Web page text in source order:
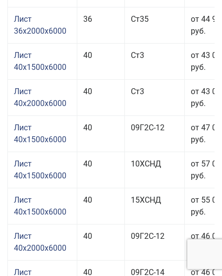
Лист
36x2000x6000
36 Ст35
от 44
руб.
Лист
40x1500x6000
40 Ст3
от 43
руб.
Лист
40x2000x6000
40 Ст3
от 43
руб.
Лист
40x1500x6000
40 09Г2С-12
от 47
руб.
Лист
40x1500x6000
40 10ХСНД
от 57
руб.
Лист
40x1500x6000
40 15ХСНД
от 55
руб.
Лист
40x2000x6000
40 09Г2С-12
от 46
Лист 40 09Г2С-14 от 46